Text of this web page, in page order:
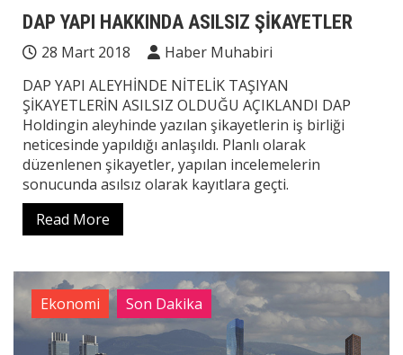
Ekonomi Manşetler
DAP YAPI HAKKINDA ASILSIZ ŞİKAYETLER
28 Mart 2018
Haber Muhabiri
DAP YAPI ALEYHİNDE NİTELİK TAŞIYAN
ŞİKAYETLERİN ASILSIZ OLDUĞU AÇIKLANDI DAP
Holdingin aleyhinde yazılan şikayetlerin iş birliği
neticesinde yapıldığı anlaşıldı. Planlı olarak
düzenlenen şikayetler, yapılan incelemelerin
sonucunda asılsız olarak kayıtlara geçti.
Read More
Ekonomi Son Dakika